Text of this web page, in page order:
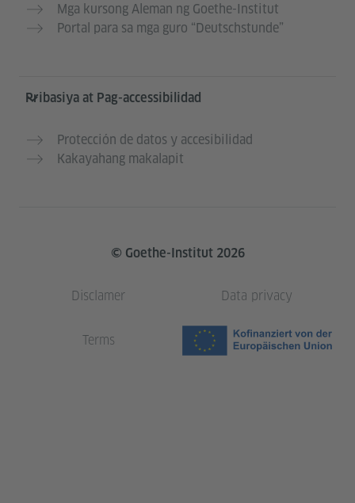
Mga kursong Aleman ng Goethe-Institut
Portal para sa mga guro “Deutschstunde”
Pribasiya at Pag-accessibilidad
Protección de datos y accesibilidad
Kakayahang makalapit
© Goethe-Institut 2026
Disclamer Data privacy
Terms